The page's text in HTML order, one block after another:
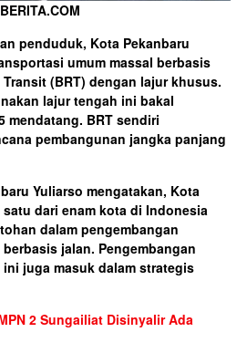
penduduk, Kota Pekanbaru
umum massal berbasis
(BRT) dengan lajur khusus.
lajur tengah ini bakal
mendatang. BRT sendiri
pembangunan jangka panjang
Yuliarso mengatakan, Kota
dari enam kota di Indonesia
dalam pengembangan
jalan. Pengembangan
juga masuk dalam strategis
2 Sungailiat Disinyalir Ada